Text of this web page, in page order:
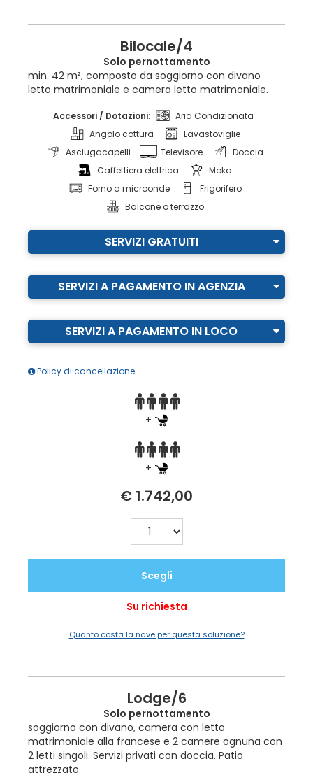
Bilocale/4
Solo pernottamento
min. 42 m², composto da soggiorno con divano
letto matrimoniale e camera letto matrimoniale.
Accessori / Dotazioni:
Aria Condizionata
Angolo cottura
Lavastoviglie
Asciugacapelli
Televisore
Doccia
Caffettiera elettrica
Moka
Forno a microonde
Frigorifero
Balcone o terrazzo
SERVIZI GRATUITI
SERVIZI A PAGAMENTO IN AGENZIA
SERVIZI A PAGAMENTO IN LOCO
Policy di cancellazione
+
+
€ 1.742,00
Scegli
Su richiesta
Quanto costa la nave per questa soluzione?
Lodge/6
Solo pernottamento
soggiorno con divano, camera con letto
matrimoniale alla francese e 2 camere ognuna con
2 letti singoli. Servizi privati con doccia. Patio
attrezzato.